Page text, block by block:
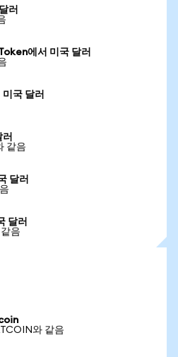
러
에서 미국 달러
국 달러
같음
달러
달러
음
와 같음